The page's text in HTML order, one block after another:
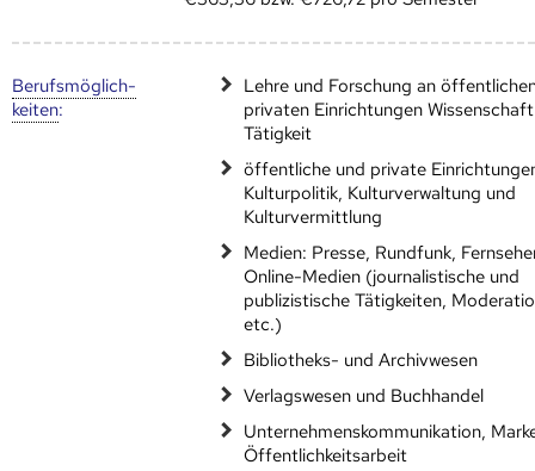
Berufs­möglich­
keiten:
Lehre und Forschung an
privaten Einrichtungen
Tätigkeit
öffentliche und private
Kulturpolitik, Kulturverwaltung und
Kulturvermittlung
Medien: Presse, Rundfunk,
Online-Medien (journalistische und
publizistische Tätigkeiten,
etc.)
Bibliotheks- und Archivwesen
Verlagswesen und Buchhandel
Unternehmenskommunikation,
Öffentlichkeitsarbeit